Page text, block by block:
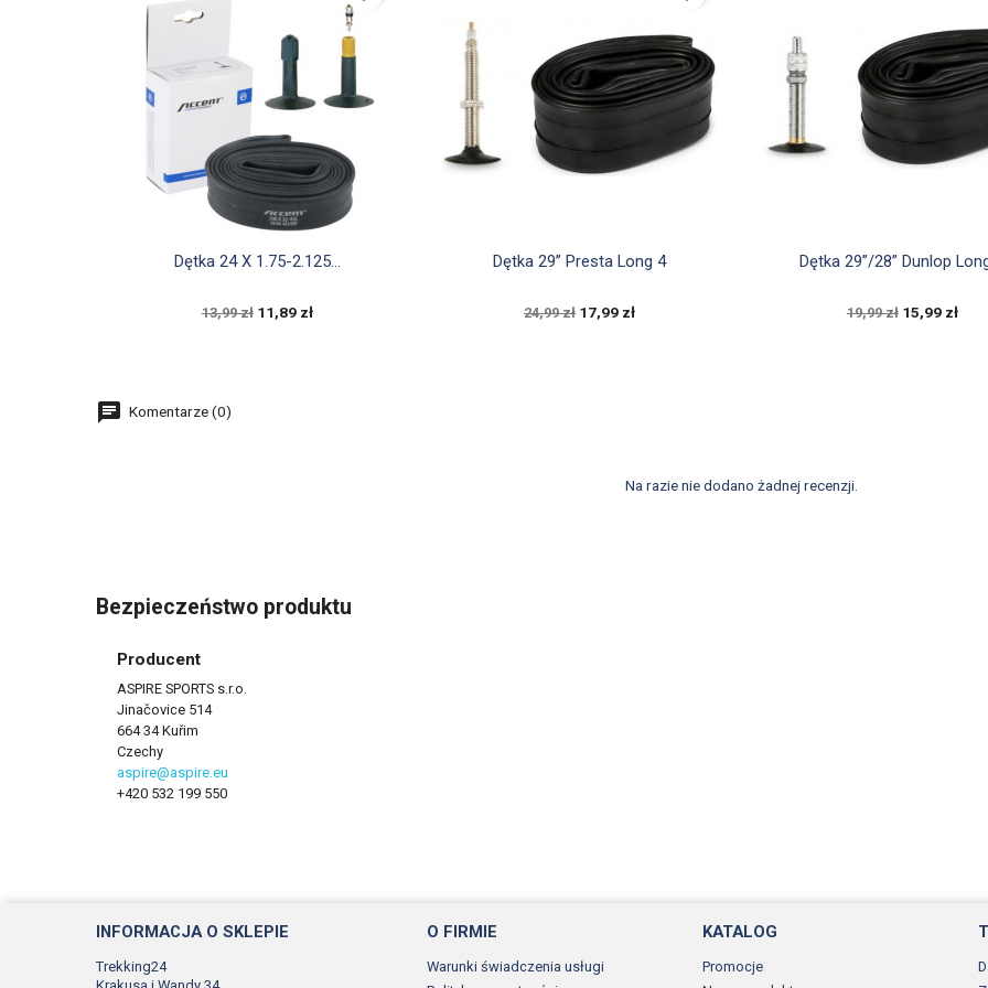
 Szybki podgląd
Dętka 24 X 1.75-2.125...
13,99 zł 11,89 zł
 Szybki podgląd
Dętka 29” Presta Long 4
24,99 zł 17,99 zł
Szybki podgląd
Dętka 29”/28” Dunlop
19,99 zł 15,99 zł
Komentarze (0)
Na razie nie dodano żadnej recenzji.
Bezpieczeństwo produktu
Producent
ASPIRE SPORTS s.r.o.
Jinačovice 514
664 34 Kuřim
Czechy
aspire@aspire.eu
+420 532 199 550
INFORMACJA O SKLEPIE
Trekking24
O FIRMIE
Warunki świadczenia usługi
KATALOG
Promocje